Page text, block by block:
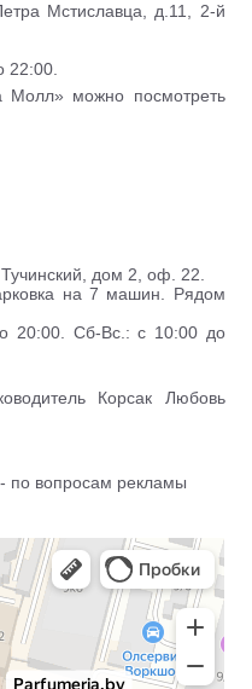
Мстиславца, д.11, 2-й
22:00.
Молл» можно посмотреть
дом 2, оф. 22.
на 7 машин. Рядом
20:00. Сб-Вс.: с 10:00 до
Корсак Любовь
- по вопросам рекламы